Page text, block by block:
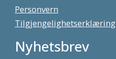
Personvern
Tilgjengelighetserklæring
Nyhetsbrev